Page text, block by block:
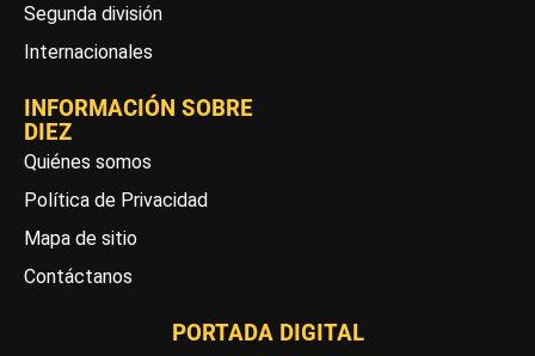
Segunda división
Internacionales
INFORMACIÓN SOBRE
DIEZ
Quiénes somos
Política de Privacidad
Mapa de sitio
Contáctanos
PORTADA DIGITAL